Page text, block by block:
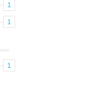
1
1
1